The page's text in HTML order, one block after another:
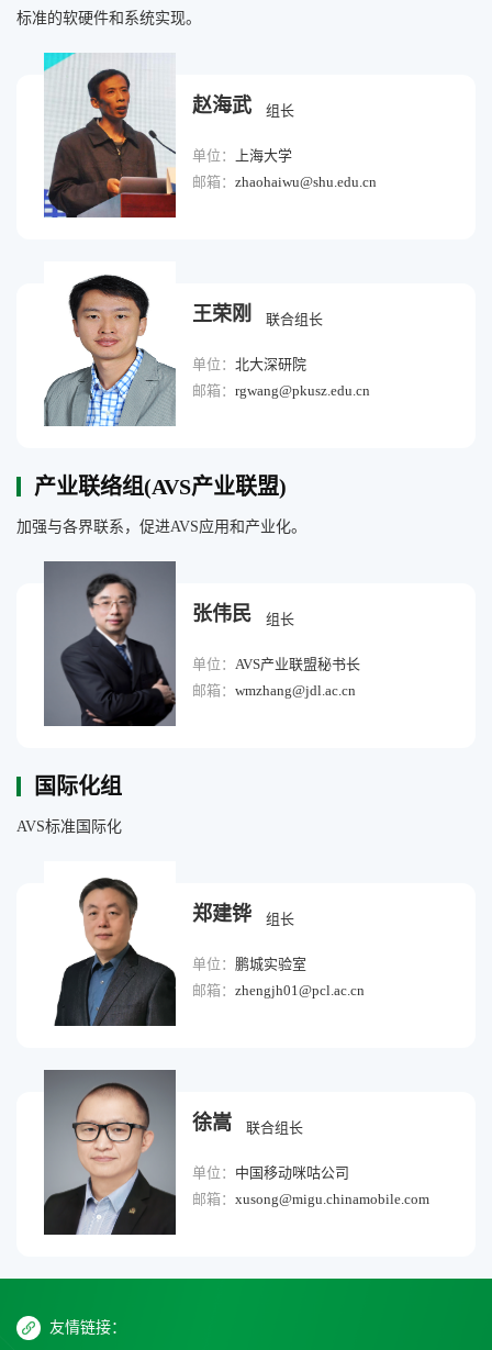
标准的软硬件和系统实现。
赵海武 组长
单位：
上海大学
邮箱： zhaohaiwu@shu.edu.cn
王荣刚 联合组长
单位： 北大深研院
邮箱： rgwang@pkusz.edu.cn
产业联络组(AVS产业联盟)
加强与各界联系，促进AVS应用和产业化。
张伟民 组长
单位： AVS产业联盟秘书长
邮箱： wmzhang@jdl.ac.cn
国际化组
AVS标准国际化
郑建铧 组长
单位： 鹏城实验室
邮箱： zhengjh01@pcl.ac.cn
徐嵩 联合组长
单位： 中国移动咪咕公司
邮箱： xusong@migu.chinamobile.com
友情链接：